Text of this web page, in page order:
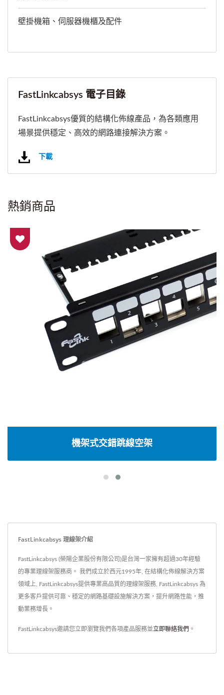
壁掛機箱、伺服器機櫃及配件
FastLinkcabsys 電子目錄
FastLinkcabsys優質的結構化佈線產品，為各類應用
場景提供穩定、高效的網路連接解決方案。
下載
熱銷商品
機架式交錯跳線空架
FastLinkcabsys 理線架介紹
FastLinkcabsys (榮陽企業股份有限公司)是台灣一家擁有超過30年經驗
的專業理線架服務商。 我們成立於西元1995年, 在結構化佈線解決方案
領域上, FastLinkcabsys提供專業高品質的理線架服務, FastLinkcabsys 為
更多客戶提供可靠、穩定的網路基礎設施解決方案，提升網路性能，推
動業務增長。
FastLinkcabsys邀請您立即瀏覽我們各項產品服務並立即聯絡我們 。